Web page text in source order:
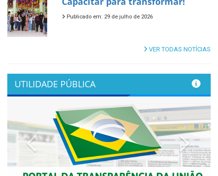
Publicado em: 29 de julho de 2026
VER TODAS NOTÍCIAS
UTILIDADE PÚBLICA
Previous Next